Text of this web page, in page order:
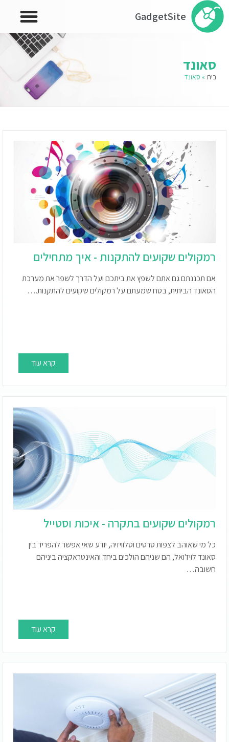
GadgetSite
סאונד
בית » סאונד
רמקולים שקועים להתקנות - איך מתחילים
אם תכננתם גם אתם לשפץ את ביתכם ועל הדרך לשפר את מערכת
הסאונד הביתית, בטח שמעתם על רמקולים שקועים להתקנות.…
קרא עוד
רמקולים שקועים בתקרה - איכות וסטייל
כל מי שאוהב לצפות סרטים וטלוויזיה, יודע שאי אפשר להפריד בין
סאונד לויז'ואל, הם שניהם הולכים ביחד והאינטראקציה ביניהם
חשובה…
קרא עוד